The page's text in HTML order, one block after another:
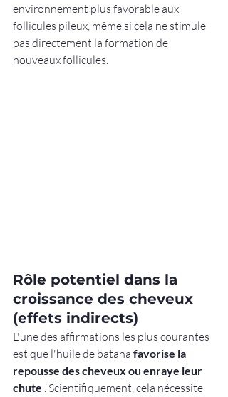
environnement plus favorable aux
follicules pileux, même si cela ne stimule
pas directement la formation de
nouveaux follicules.
Rôle potentiel dans la
croissance des cheveux
(effets indirects)
L'une des affirmations les plus courantes
est que l'huile de batana favorise la
repousse des cheveux ou enraye leur
chute . Scientifiquement, cela nécessite